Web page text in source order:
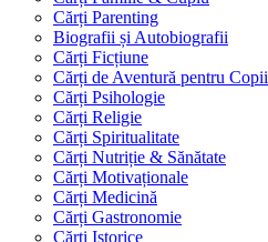
Cărți Parenting
Biografii și Autobiografii
Cărți Ficțiune
Cărți de Aventură pentru Copii
Cărți Psihologie
Cărți Religie
Cărți Spiritualitate
Cărți Nutriție & Sănătate
Cărți Motivaționale
Cărți Medicină
Cărți Gastronomie
Cărți Istorice